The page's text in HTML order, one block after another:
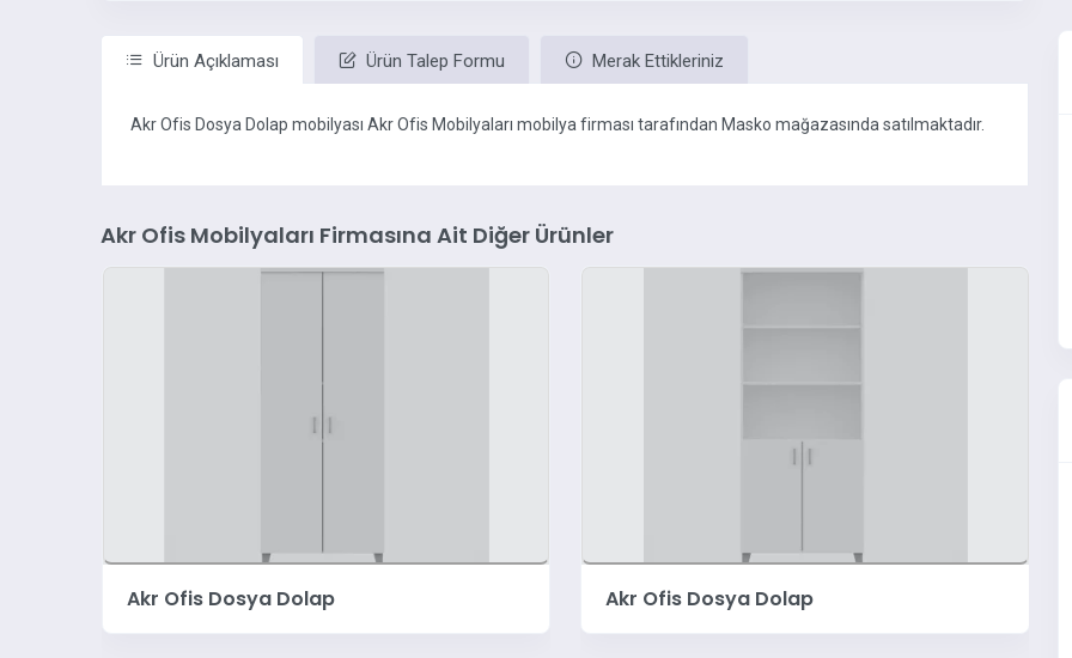
Ürün Açıklaması Ürün Talep Formu Merak Ettikleriniz
Akr Ofis Dosya Dolap mobilyası Akr Ofis Mobilyaları mobilya firması tarafından Masko mağazasında satılmaktadır.
Akr Ofis Mobilyaları Firmasına Ait Diğer Ürünler
Akr Ofis Dosya Dolap Akr Ofis Dosya Dolap